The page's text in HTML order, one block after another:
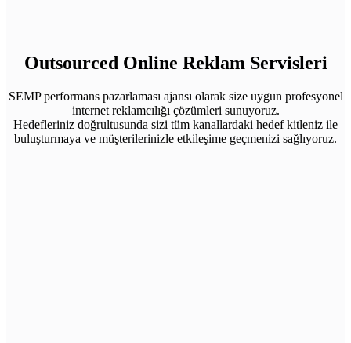
Outsourced Online Reklam Servisleri
SEMP performans pazarlaması ajansı olarak size uygun profesyonel
internet reklamcılığı çözümleri sunuyoruz.
Hedefleriniz doğrultusunda sizi tüm kanallardaki hedef kitleniz ile
buluşturmaya ve müşterilerinizle etkileşime geçmenizi sağlıyoruz.